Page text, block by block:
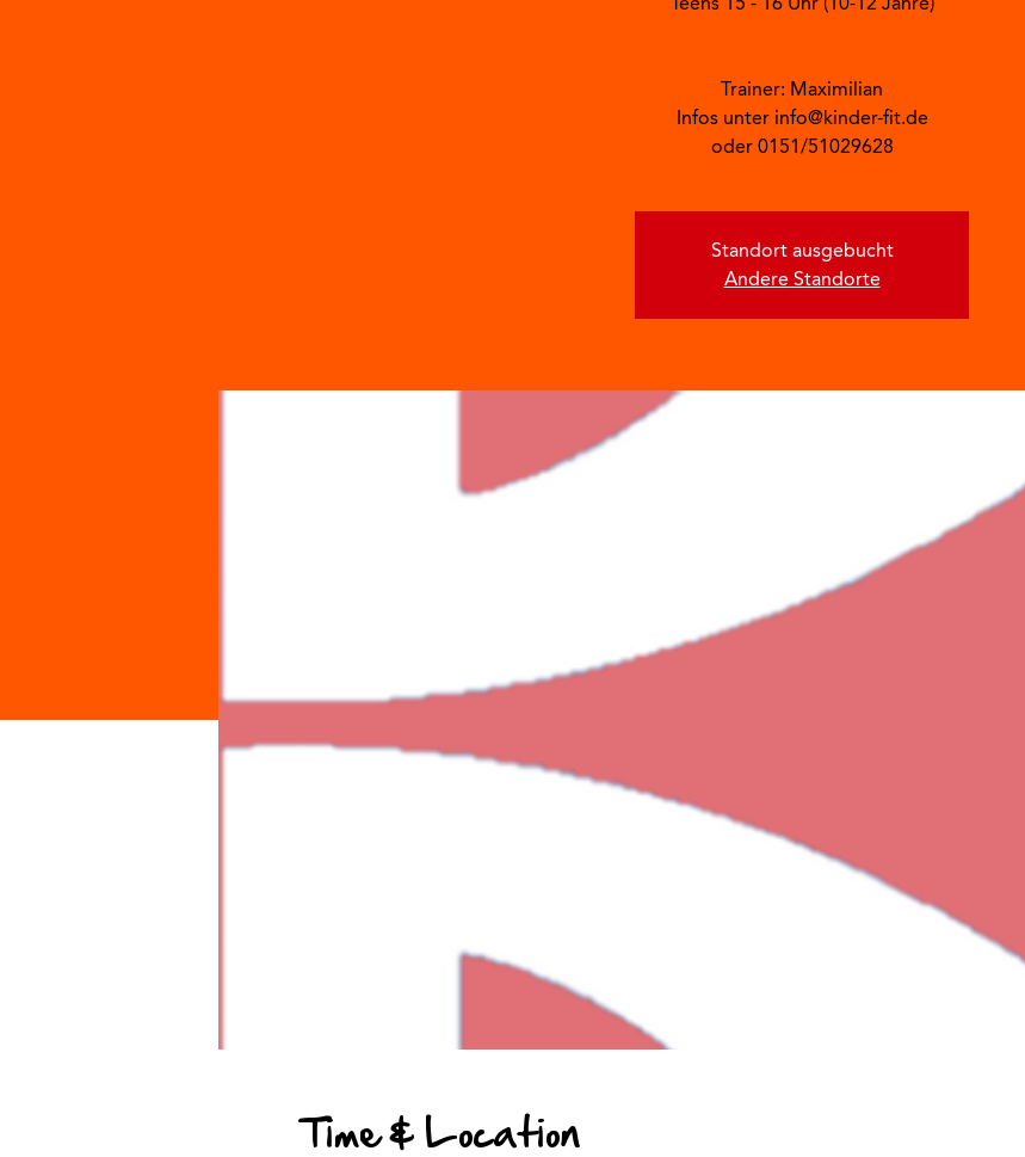
Trainer: Maximilian
Infos unter info@kinder-fit.de
oder 0151/51029628
Standort ausgebucht
Andere Standorte
Time & Location